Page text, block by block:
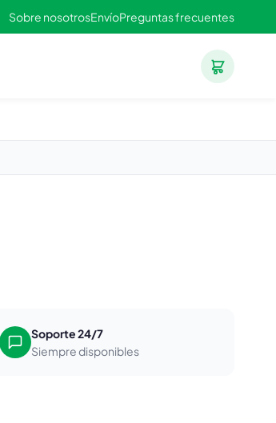
Sobre nosotrosEnvíoPreguntas frecuentes
Soporte 24/7
Siempre disponibles